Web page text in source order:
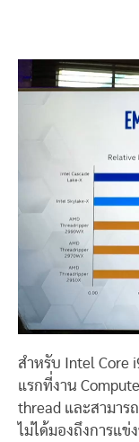
สำหรับ Intel Core
แรกที่งาน
thread และสามาร
ไม่ได้มองถึงการแข่